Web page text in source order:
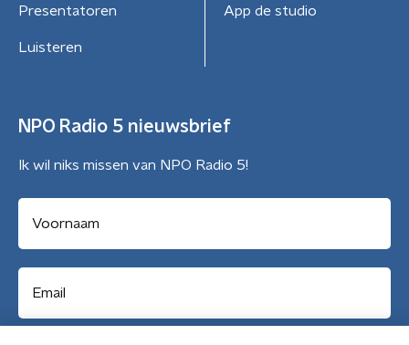
Presentatoren
Luisteren
App de studio
NPO Radio 5 nieuwsbrief
Ik wil niks missen van NPO Radio 5!